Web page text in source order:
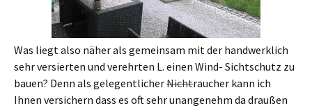
Was liegt also näher als gemeinsam mit der handwerklich
sehr versierten und verehrten L. einen Wind- Sichtschutz zu
bauen? Denn als gelegentlicherNichtraucher kann ich
Ihnen versichern dass es oft sehr unangenehm da draußen